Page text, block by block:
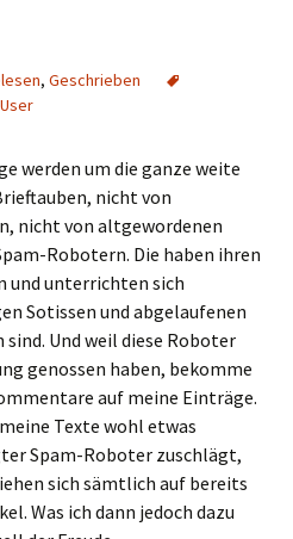
, Geschrieben
User
werden um die ganze weite
nicht von
nicht von altgewordenen
Robotern. Die haben ihren
und unterrichten sich
Sotissen und abgelaufenen
Und weil diese Roboter
genossen haben, bekomme
auf meine Einträge.
Texte wohl etwas
Spam-Roboter zuschlägt,
sich sämtlich auf bereits
Was ich dann jedoch dazu